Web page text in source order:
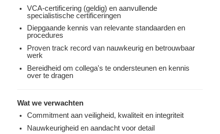
VCA-certificering (geldig) en aanvullende
specialistische certificeringen
Diepgaande kennis van relevante standaarden en
procedures
Proven track record van nauwkeurig en betrouwbaar
werk
Bereidheid om collega's te ondersteunen en kennis
over te dragen
Wat we verwachten
Commitment aan veiligheid, kwaliteit en integriteit
Nauwkeurigheid en aandacht voor detail